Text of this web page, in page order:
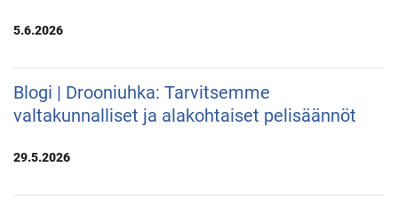
5.6.2026
Blogi | Drooniuhka: Tarvitsemme
valtakunnalliset ja alakohtaiset pelisäännöt
29.5.2026